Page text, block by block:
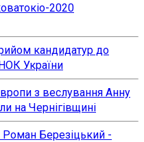
токіо-2020
кандидатур до
України
з веслування Анну
на Чернігівщині
Роман Березіцький -